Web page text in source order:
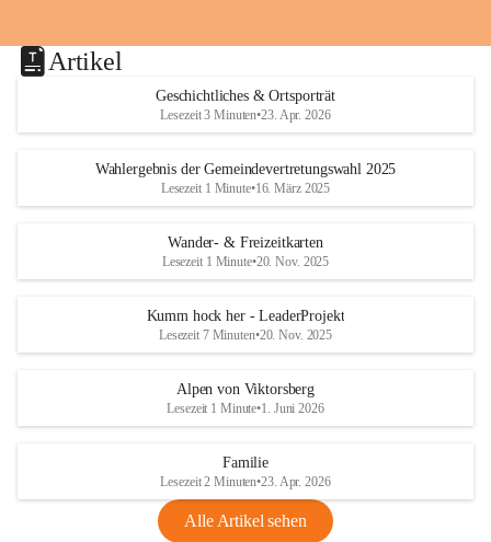
Artikel
Geschichtliches & Ortsporträt
Lesezeit 3 Minuten•23. Apr. 2026
Wahlergebnis der Gemeindevertretungswahl 2025
Lesezeit 1 Minute•16. März 2025
Wander- & Freizeitkarten
Lesezeit 1 Minute•20. Nov. 2025
Kumm hock her - LeaderProjekt
Lesezeit 7 Minuten•20. Nov. 2025
Alpen von Viktorsberg
Lesezeit 1 Minute•1. Juni 2026
Familie
Lesezeit 2 Minuten•23. Apr. 2026
Alle Artikel sehen